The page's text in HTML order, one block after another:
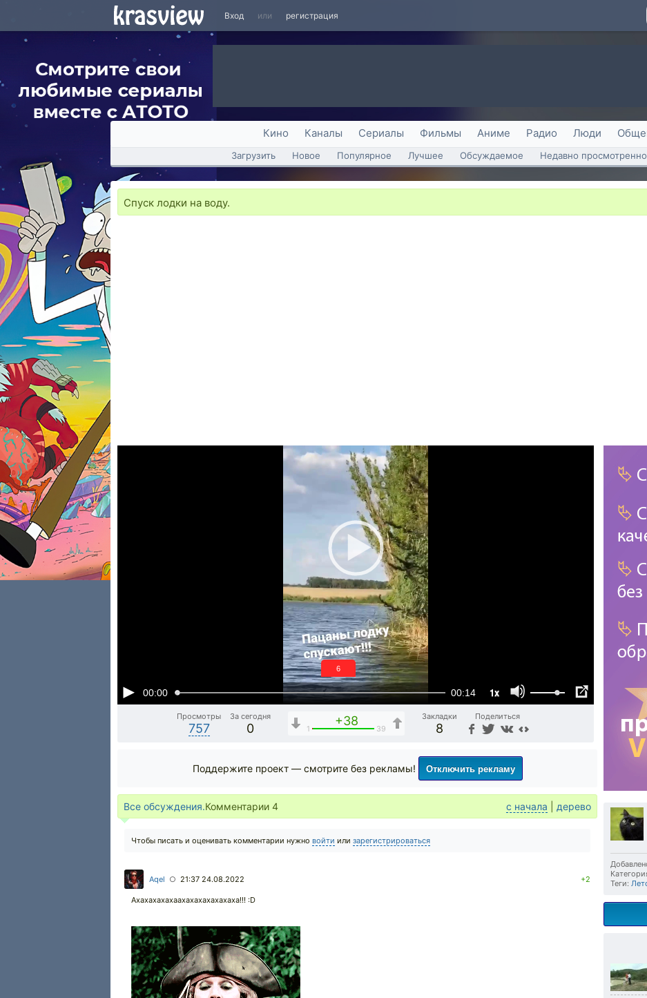
Вход или регистрация
Кино Каналы Сериалы Фильмы Аниме Радио Люди
Загрузить Новое Популярное Лучшее Обсуждаемое Недавно
Спуск лодки на воду.
00:00 00:14 1x
6
Просмотры
757
За сегодня
0
+38
1 39
Закладки
8
Поделиться
Теги:
Поддержите проект — смотрите без рекламы! Отключить рекламу
Все обсуждения.Комментарии 4 с начала дерево
Чтобы писать и оценивать комментарии нужно войти или зарегистрироваться
Aqel ○ 21:37 24.08.2022 +2
Ахахахахахаахахахахахахаха!!! :D